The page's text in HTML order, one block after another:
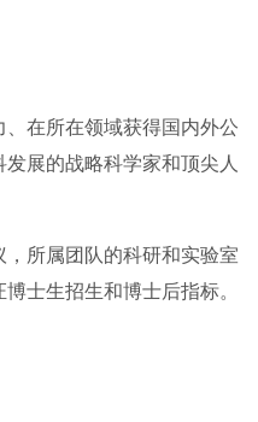
在所在领域获得国内外公
展的战略科学家和顶尖人
所属团队的科研和实验室
士生招生和博士后指标。